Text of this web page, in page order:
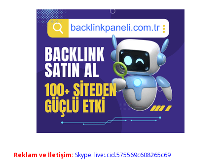
Reklam ve İletişim: Skype: live:.cid.575569c608265c69